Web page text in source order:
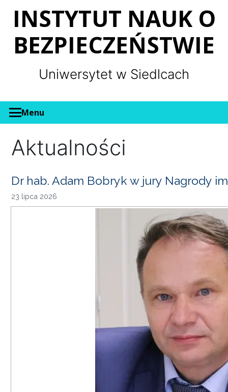
INSTYTUT NAUK O
BEZPIECZEŃSTWIE
Uniwersytet w Siedlcach
Menu
Aktualności
Dr hab. Adam Bobryk w jury Nagrody
23 lipca 2026